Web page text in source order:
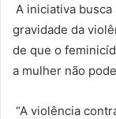
A iniciativa
gravidade da
de que o
a mulher não
“A violência